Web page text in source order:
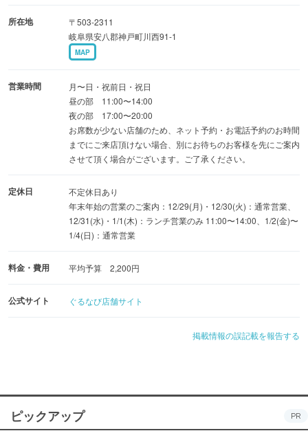
ん！
何が登場するかはお楽しみの、
期間限定でご提供する特別な一杯となっております。
新しく、より選びやすくなったメニューで、
自慢のうなぎを心ゆくまでご堪能ください。
皆様のご来店を心よりお待ちしております！
所在地
〒503-2311
岐阜県安八郡神戸町川西91-1
MAP
営業時間
月〜日・祝前日・祝日
昼の部 11:00〜14:00
夜の部 17:00〜20:00
お席数が少ない店舗のため、ネット予約・お電話予約のお時間
までにご来店頂けない場合、別にお待ちのお客様を先にご案内
させて頂く場合がございます。ご了承ください。
定休日
不定休日あり
年末年始の営業のご案内：12/29(月)・12/30(火)：通常営業、
12/31(水)・1/1(木)：ランチ営業のみ 11:00〜14:00、1/2(金)〜
1/4(日)：通常営業
料金・費用 平均予算 2,200円
公式サイト ぐるなび店舗サイト
掲載情報の誤記載を報告する
ピックアップ PR